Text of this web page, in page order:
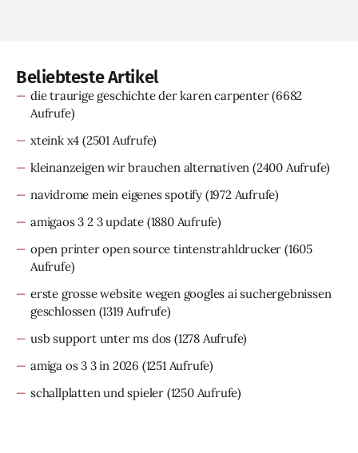
Beliebteste Artikel
die traurige geschichte der karen carpenter(6682
Aufrufe)
xteink x4 (2501 Aufrufe)
kleinanzeigen wir brauchen alternativen (2400 Aufrufe)
navidrome mein eigenes spotify (1972 Aufrufe)
amigaos 3 2 3 update (1880 Aufrufe)
open printer open source tintenstrahldrucker (1605
Aufrufe)
erste grosse website wegen googles ai suchergebnissen
geschlossen(1319 Aufrufe)
usb support unter ms dos (1278 Aufrufe)
amiga os 3 3 in 2026 (1251 Aufrufe)
schallplatten und spieler (1250 Aufrufe)